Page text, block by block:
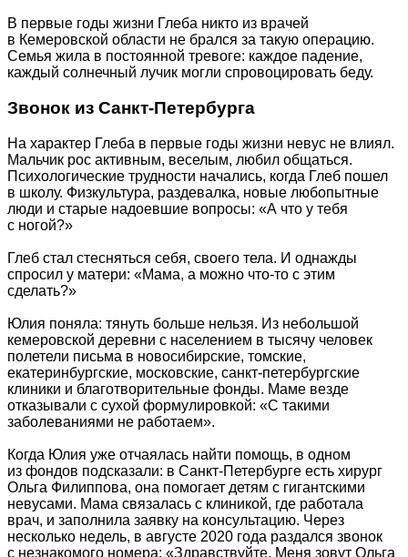
В первые годы жизни Глеба никто из врачей
в Кемеровской области не брался за такую операцию.
Семья жила в постоянной тревоге: каждое падение,
каждый солнечный лучик могли спровоцировать беду.
Звонок из Санкт-Петербурга
На характер Глеба в первые годы жизни невус не влиял.
Мальчик рос активным, веселым, любил общаться.
Психологические трудности начались, когда Глеб пошел
в школу. Физкультура, раздевалка, новые любопытные
люди и старые надоевшие вопросы: «А что у тебя
с ногой?»
Глеб стал стесняться себя, своего тела. И однажды
спросил у матери: «Мама, а можно что-то с этим
сделать?»
Юлия поняла: тянуть больше нельзя. Из небольшой
кемеровской деревни с населением в тысячу человек
полетели письма в новосибирские, томские,
екатеринбургские, московские, санкт-петербургские
клиники и благотворительные фонды. Маме везде
отказывали с сухой формулировкой: «С такими
заболеваниями не работаем».
Когда Юлия уже отчаялась найти помощь, в одном
из фондов подсказали: в Санкт-Петербурге есть хирург
Ольга Филиппова, она помогает детям с гигантскими
невусами. Мама связалась с клиникой, где работала
врач, и заполнила заявку на консультацию. Через
несколько недель, в августе 2020 года раздался звонок
с незнакомого номера: «Здравствуйте. Меня зовут Ольга